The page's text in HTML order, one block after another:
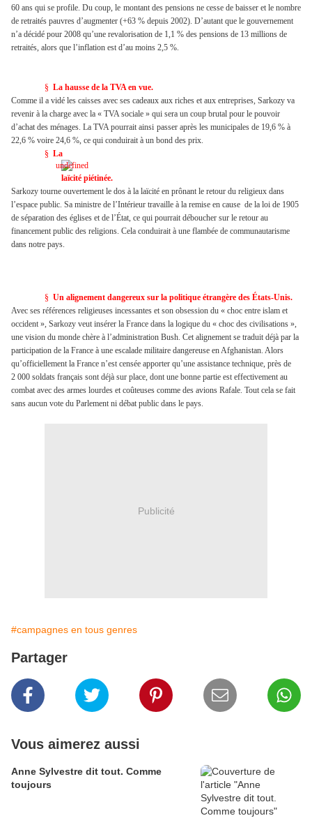
60 ans qui se profile. Du coup, le montant des pensions ne cesse de baisser et le nombre
de retraités pauvres d’augmenter (+63 % depuis 2002). D’autant que le gouvernement
n’a décidé pour 2008 qu’une revalorisation de 1,1 % des pensions de 13 millions de
retraités, alors que l’inflation est d’au moins 2,5 %.
§ La hausse de la TVA en vue.
Comme il a vidé les caisses avec ses cadeaux aux riches et aux entreprises, Sarkozy va
revenir à la charge avec la « TVA sociale » qui sera un coup brutal pour le pouvoir
d’achat des ménages. La TVA pourrait ainsi passer après les municipales de 19,6 % à
22,6 % voire 24,6 %, ce qui conduirait à un bond des prix.
§ La
laïcité piétinée.
Sarkozy tourne ouvertement le dos à la laïcité en prônant le retour du religieux dans
l’espace public. Sa ministre de l’Intérieur travaille à la remise en cause de la loi de 1905
de séparation des églises et de l’État, ce qui pourrait déboucher sur le retour au
financement public des religions. Cela conduirait à une flambée de communautarisme
dans notre pays.
§ Un alignement dangereux sur la politique étrangère des États-Unis.
Avec ses références religieuses incessantes et son obsession du « choc entre islam et
occident », Sarkozy veut insérer la France dans la logique du « choc des civilisations »,
une vision du monde chère à l’administration Bush. Cet alignement se traduit déjà par la
participation de la France à une escalade militaire dangereuse en Afghanistan. Alors
qu’officiellement la France n’est censée apporter qu’une assistance technique, près de
2 000 soldats français sont déjà sur place, dont une bonne partie est effectivement au
combat avec des armes lourdes et coûteuses comme des avions Rafale. Tout cela se fait
sans aucun vote du Parlement ni débat public dans le pays.
Publicité
#campagnes en tous genres
Partager
Vous aimerez aussi
Anne Sylvestre dit tout. Comme
toujours